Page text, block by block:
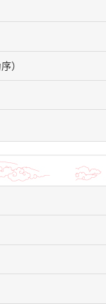
contents
contents
）
contents
contents
contents
contents
contents